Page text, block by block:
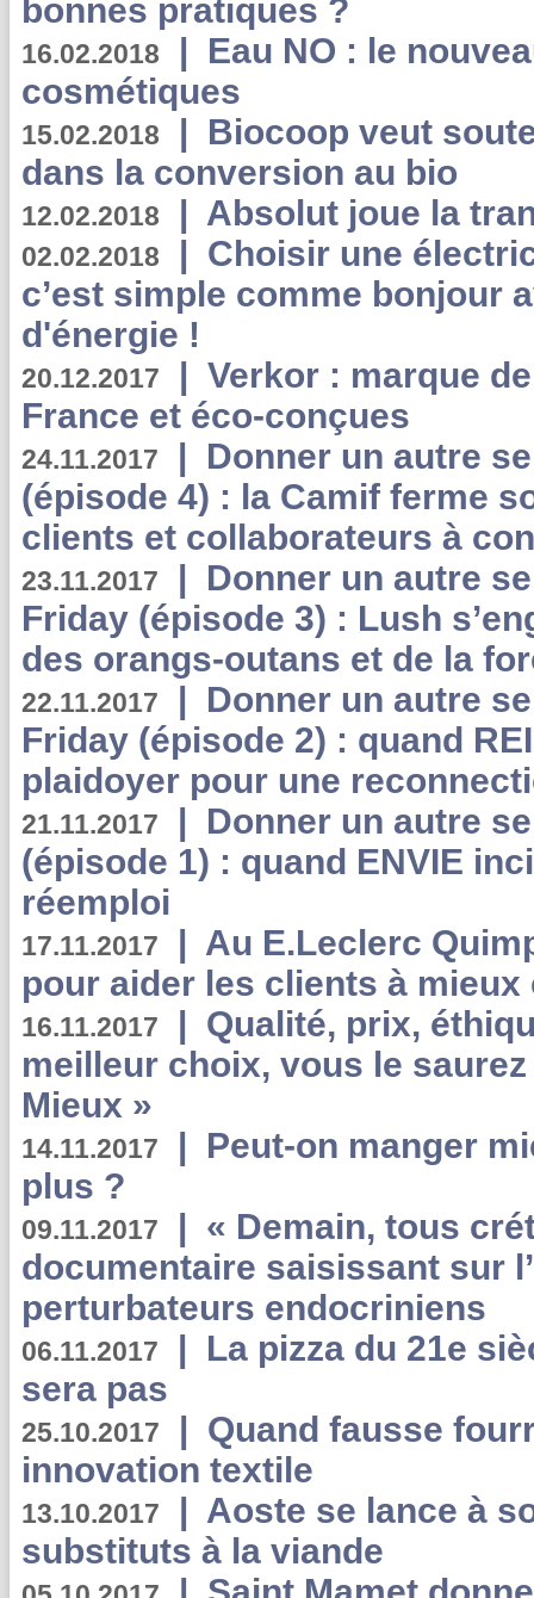
bonnes pratiques ?
16.02.2018 | Eau NO : le
cosmétiques
15.02.2018 | Biocoop veut
dans la conversion au bio
12.02.2018 | Absolut joue la
02.02.2018 | Choisir une
c’est simple comme bonjour
d'énergie !
20.12.2017 | Verkor : marque
France et éco-conçues
24.11.2017 | Donner un autre
(épisode 4) : la Camif ferme
clients et collaborateurs à
23.11.2017 | Donner un autre
Friday (épisode 3) : Lush
des orangs-outans et de la
22.11.2017 | Donner un autre
Friday (épisode 2) : quand
plaidoyer pour une
21.11.2017 | Donner un autre
(épisode 1) : quand ENVIE
réemploi
17.11.2017 | Au E.Leclerc
pour aider les clients à
16.11.2017 | Qualité, prix,
meilleur choix, vous le
Mieux »
14.11.2017 | Peut-on manger
plus ?
09.11.2017 | « Demain, tous
documentaire saisissant sur
perturbateurs endocriniens
06.11.2017 | La pizza du 21e
sera pas
25.10.2017 | Quand fausse
innovation textile
13.10.2017 | Aoste se lance à
substituts à la viande